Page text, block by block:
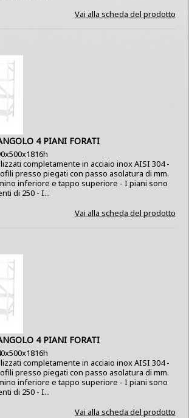
Vai alla scheda del prodotto
4 PIANI FORATI
completamente in acciaio inox AISI 304 -
presso piegati con passo asolatura di mm.
inferiore e tappo superiore - I piani sono
di 250 - I...
Vai alla scheda del prodotto
4 PIANI FORATI
completamente in acciaio inox AISI 304 -
presso piegati con passo asolatura di mm.
inferiore e tappo superiore - I piani sono
di 250 - I...
Vai alla scheda del prodotto